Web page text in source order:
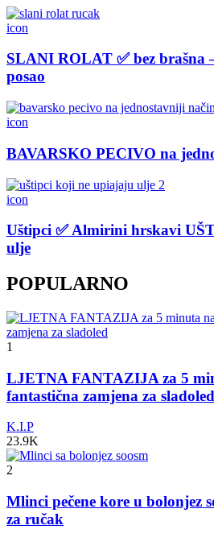
icon
SLANI ROLAT ✅ bez brašna
posao
icon
BAVARSKO PECIVO na
icon
Uštipci ✅ Almirini hrskavi
ulje
POPULARNO
1
LJETNA FANTAZIJA za 5
fantastična zamjena za sladoled
K.I.P
23.9K
2
Mlinci pečene kore u bolonjez
za ručak